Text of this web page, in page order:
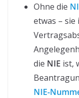
Ohne die
etwas –
die NIE ist,
NIE-